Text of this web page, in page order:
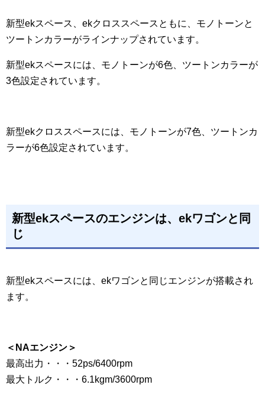
新型ekスペース、ekクロススペースともに、モノトーンと
ツートンカラーがラインナップされています。
新型ekスペースには、モノトーンが6色、ツートンカラーが
3色設定されています。
新型ekクロススペースには、モノトーンが7色、ツートンカ
ラーが6色設定されています。
新型ekスペースのエンジンは、ekワゴンと同
じ
新型ekスペースには、ekワゴンと同じエンジンが搭載され
ます。
＜NAエンジン＞
最高出力・・・52ps/6400rpm
最大トルク・・・6.1kgm/3600rpm